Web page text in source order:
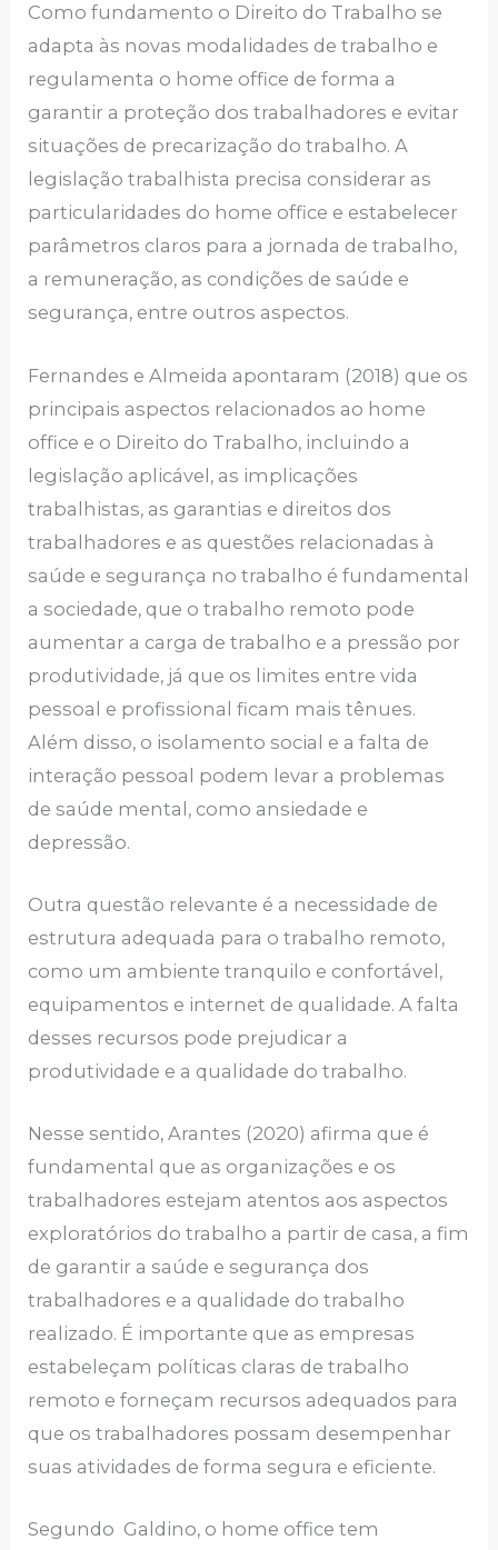
Como fundamento o Direito do Trabalho se
adapta às novas modalidades de trabalho e
regulamenta o home office de forma a
garantir a proteção dos trabalhadores e evitar
situações de precarização do trabalho. A
legislação trabalhista precisa considerar as
particularidades do home office e estabelecer
parâmetros claros para a jornada de trabalho,
a remuneração, as condições de saúde e
segurança, entre outros aspectos.
Fernandes e Almeida apontaram (2018) que os
principais aspectos relacionados ao home
office e o Direito do Trabalho, incluindo a
legislação aplicável, as implicações
trabalhistas, as garantias e direitos dos
trabalhadores e as questões relacionadas à
saúde e segurança no trabalho é fundamental
a sociedade, que o trabalho remoto pode
aumentar a carga de trabalho e a pressão por
produtividade, já que os limites entre vida
pessoal e profissional ficam mais tênues.
Além disso, o isolamento social e a falta de
interação pessoal podem levar a problemas
de saúde mental, como ansiedade e
depressão.
Outra questão relevante é a necessidade de
estrutura adequada para o trabalho remoto,
como um ambiente tranquilo e confortável,
equipamentos e internet de qualidade. A falta
desses recursos pode prejudicar a
produtividade e a qualidade do trabalho.
Nesse sentido, Arantes (2020) afirma que é
fundamental que as organizações e os
trabalhadores estejam atentos aos aspectos
exploratórios do trabalho a partir de casa, a fim
de garantir a saúde e segurança dos
trabalhadores e a qualidade do trabalho
realizado. É importante que as empresas
estabeleçam políticas claras de trabalho
remoto e forneçam recursos adequados para
que os trabalhadores possam desempenhar
suas atividades de forma segura e eficiente.
Segundo Galdino, o home office tem